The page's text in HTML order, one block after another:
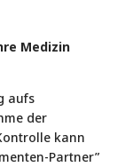
Medizin
aufs
der
kann
Partner”